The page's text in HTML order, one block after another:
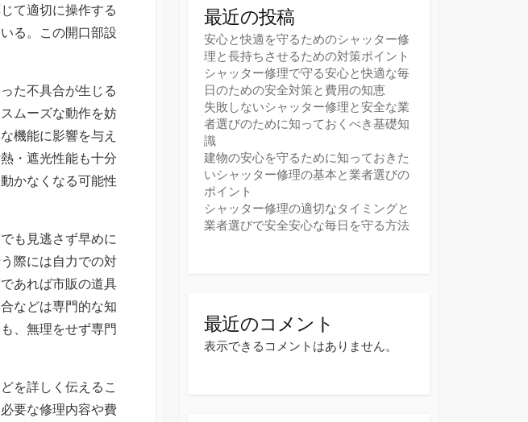
て適切に操作する
る。この開口部設
た不具合が生じる
ムーズな動作を妨
機能に影響を与え
・遮光性能も十分
かなくなる可能性
も見逃さず早めに
際には自力での対
あれば市販の道具
などは専門的な知
、無理をせず専門
を詳しく伝えるこ
要な修理内容や費
最近の投稿
安心と快適を守るためのシャッター修
理と長持ちさせるための対策ポイント
シャッター修理で守る安心と快適な毎
日のための安全対策と費用の知恵
失敗しないシャッター修理と安全な業
者選びのために知っておくべき基礎知
識
建物の安心を守るために知っておきた
いシャッター修理の基本と業者選びの
ポイント
シャッター修理の適切なタイミングと
業者選びで安全安心な毎日を守る方法
最近のコメント
表示できるコメントはありません。